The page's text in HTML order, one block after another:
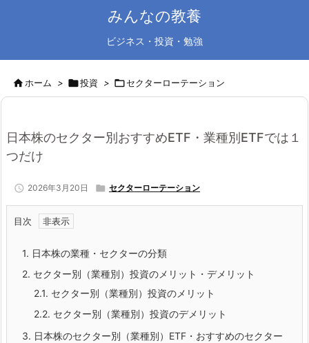
みんなの教養
ビジネス・投資・勉強
ホーム > 投資 > セクターローテーション
日本株のセクター別おすすめETF・業種別ETFでは１
つだけ
 2026年3月20日  セクターローテーション
目次
1. 日本株の業種・セクターの分類
2. セクター別（業種別）投資のメリット・デメリット
2.1. セクター別（業種別）投資のメリット
2.2. セクター別（業種別）投資のデメリット
3. 日本株のセクター別（業種別）ETF・おすすめのセクター